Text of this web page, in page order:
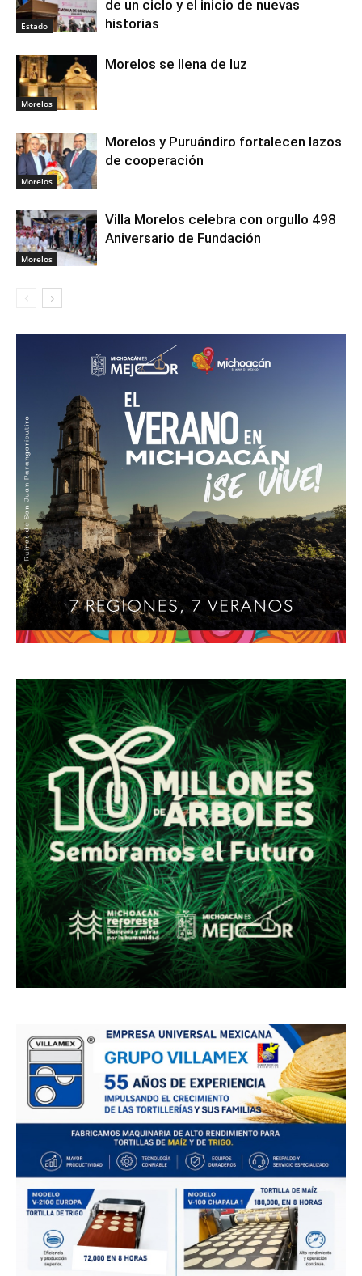
Estado
de un ciclo y el inicio de nuevas
historias
Morelos
Morelos se llena de luz
Morelos
Morelos y Puruándiro fortalecen lazos
de cooperación
Morelos
Villa Morelos celebra con orgullo 498
Aniversario de Fundación